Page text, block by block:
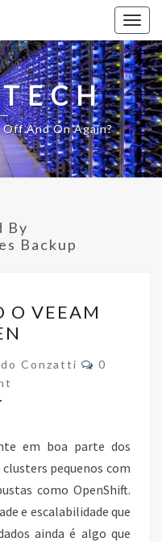
And On Again?
By
Backup
O VEEAM
Conzatti Comments
0
em boa parte dos
pequenos com
como OpenShift.
e escalabilidade que
ainda é algo que